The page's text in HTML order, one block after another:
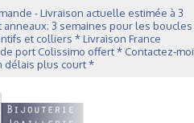
- Livraison actuelle estimée à 3
3 semaines pour les boucles
et colliers * Livraison France
port Colissimo offert * Contactez-moi
délais plus court *